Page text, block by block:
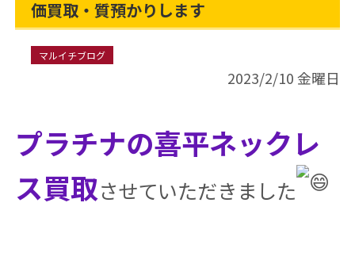
価買取・質預かりします
マルイチブログ
2023/2/10 金曜日
プラチナの喜平ネックレ
ス買取させていただきました